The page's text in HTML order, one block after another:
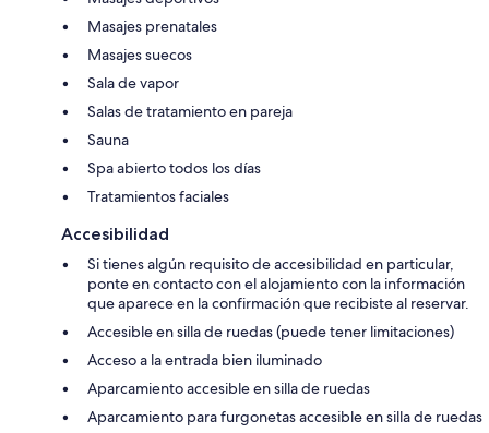
Masajes prenatales
Masajes suecos
Sala de vapor
Salas de tratamiento en pareja
Sauna
Spa abierto todos los días
Tratamientos faciales
Accesibilidad
Si tienes algún requisito de accesibilidad en particular,
ponte en contacto con el alojamiento con la información
que aparece en la confirmación que recibiste al reservar.
Accesible en silla de ruedas (puede tener limitaciones)
Acceso a la entrada bien iluminado
Aparcamiento accesible en silla de ruedas
Aparcamiento para furgonetas accesible en silla de ruedas